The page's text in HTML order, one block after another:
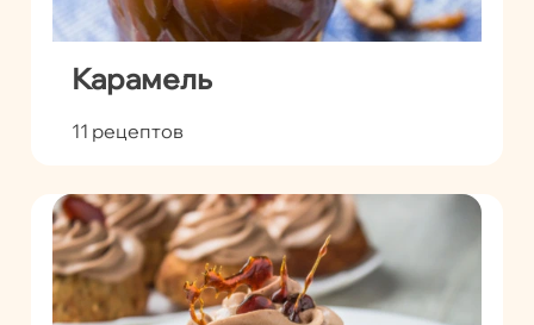
Карамель
11 рецептов